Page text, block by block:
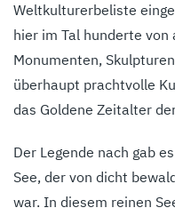
Weltkulturerbeliste
hier im Tal hunderte
Monumenten,
überhaupt prachtvolle
das Goldene Zeitalter
Der Legende nach gab
See, der von dicht
war. In diesem reinen